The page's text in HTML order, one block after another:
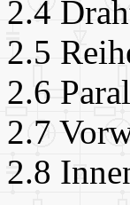
2.4
2.5
2.6
2.7
2.8